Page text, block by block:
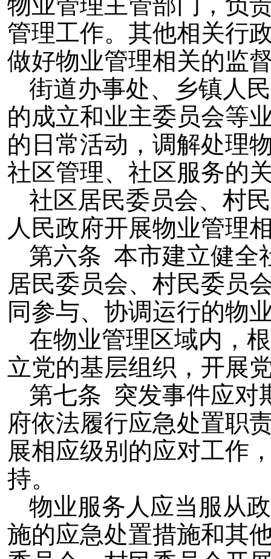
管理工作。其他相关行
做好物业管理相关的监
街道办事处、乡镇人
的成立和业主委员会等
的日常活动，调解处理
社区管理、社区服务的
社区居民委员会、村
人民政府开展物业管理
第六条 本市建立健全
居民委员会、村民委员
同参与、协调运行的物
在物业管理区域内，
立党的基层组织，开展
第七条 突发事件应对
府依法履行应急处置职
展相应级别的应对工作
持。
物业服务人应当服从
施的应急处置措施和其